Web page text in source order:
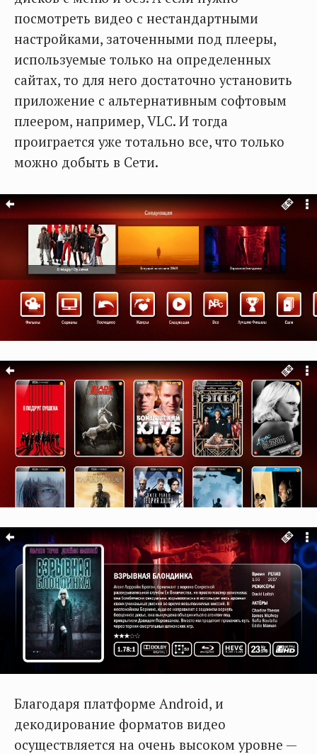
посмотреть видео с нестандартными
настройками, заточенными под плееры,
используемые только на определенных
сайтах, то для него достаточно установить
приложение с альтернативным софтовым
плеером, например, VLC. И тогда
проиграется уже тотально все, что только
можно добыть в Сети.
Благодаря платформе Android, и
декодирование форматов видео
осуществляется на очень высоком уровне —